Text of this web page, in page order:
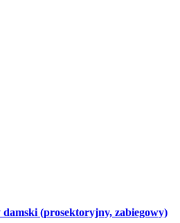
(prosektoryjny, zabiegowy)